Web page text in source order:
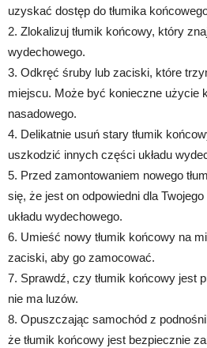
uzyskać dostęp do tłumika
2. Zlokalizuj tłumik końcowy, który
wydechowego.
3. Odkręć śruby lub zaciski, które
miejscu. Może być konieczne użycie
nasadowego.
4. Delikatnie usuń stary tłumik
uszkodzić innych części układu
5. Przed zamontowaniem nowego
się, że jest on odpowiedni dla
układu wydechowego.
6. Umieść nowy tłumik końcowy na
zaciski, aby go zamocować.
7. Sprawdź, czy tłumik końcowy jest
nie ma luzów.
8. Opuszczając samochód z
że tłumik końcowy jest bezpiecznie